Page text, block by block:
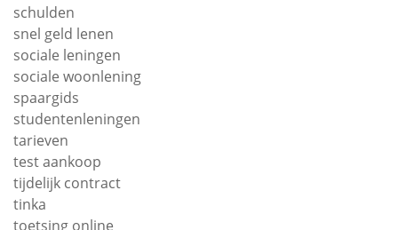
schulden
snel geld lenen
sociale leningen
sociale woonlening
spaargids
studentenleningen
tarieven
test aankoop
tijdelijk contract
tinka
toetsing online